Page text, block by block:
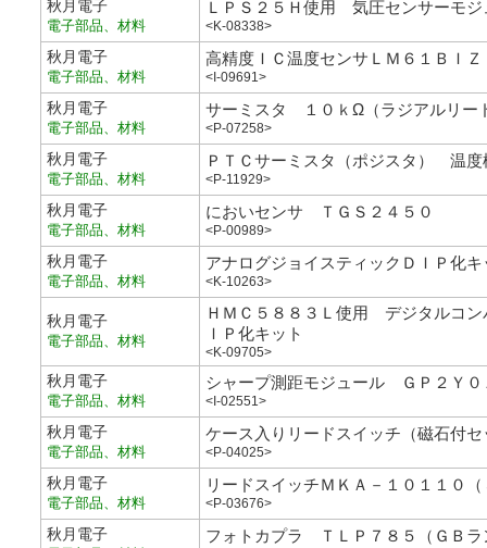
秋月電子
電子部品、材料
ＬＰＳ２５Ｈ使用 気圧センサーモジ
<K-08338>
秋月電子
電子部品、材料
高精度ＩＣ温度センサＬＭ６１ＢＩＺ
<I-09691>
秋月電子
電子部品、材料
サーミスタ １０ｋΩ（ラジアルリー
<P-07258>
秋月電子
電子部品、材料
ＰＴＣサーミスタ（ポジスタ）
<P-11929>
秋月電子
電子部品、材料
においセンサ ＴＧＳ２４５０
<P-00989>
秋月電子
電子部品、材料
アナログジョイスティックＤＩＰ化キ
<K-10263>
秋月電子
電子部品、材料
ＨＭＣ５８８３Ｌ使用 デジタルコ
ＩＰ化キット
<K-09705>
秋月電子
電子部品、材料
シャープ測距モジュール ＧＰ２Ｙ０
<I-02551>
秋月電子
電子部品、材料
ケース入りリードスイッチ（磁石付
<P-04025>
秋月電子
電子部品、材料
リードスイッチＭＫＡ－１０１１０
<P-03676>
秋月電子 フォトカプラ ＴＬＰ７８５（ＧＢラ